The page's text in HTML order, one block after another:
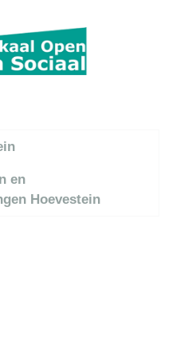
en
Hoevestein